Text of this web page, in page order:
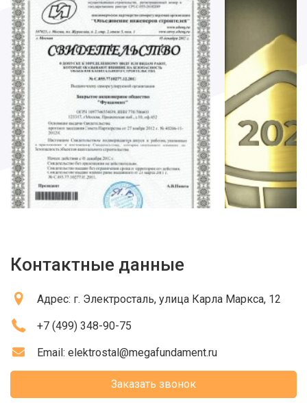
Контактные данные
Адрес: г. Электросталь, улица Карла Маркса, 12
+7 (499) 348-90-75
Email: elektrostal@megafundament.ru
Заказать звонок